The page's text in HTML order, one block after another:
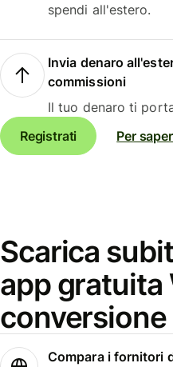
spendi all'estero.
Invia denaro
commissioni
Il tuo denaro ti
Registrati
Per
Scarica
app gratuita
Compara i fornitori